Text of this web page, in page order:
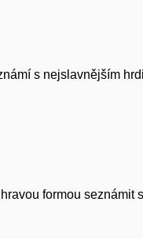
s nejslavnějším
formou seznámit